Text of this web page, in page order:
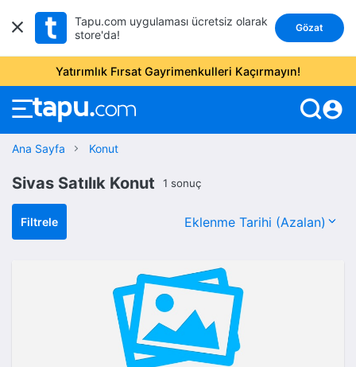
Tapu.com uygulaması ücretsiz olarak
store'da!
Gözat
Yatırımlık Fırsat Gayrimenkulleri Kaçırmayın!
account_circle
Ana Sayfa Konut
Sivas Satılık Konut 1 sonuç
Filtrele